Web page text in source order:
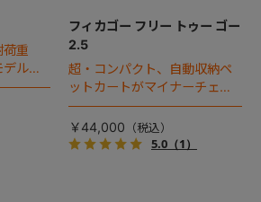
荷重
ルが
フィカゴー フリー トゥー ゴー
2.5
超・コンパクト、自動収納ペ
ットカートがマイナーチェン
ジ！
￥44,000
5.0（1）